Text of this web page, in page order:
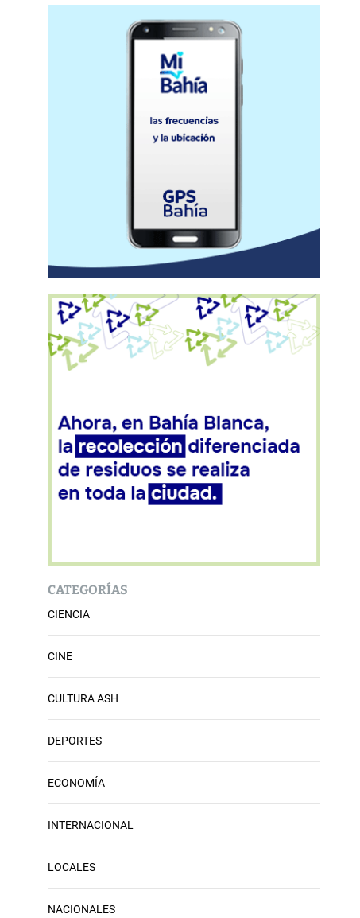
CATEGORÍAS
CIENCIA
CINE
CULTURA ASH
DEPORTES
ECONOMÍA
INTERNACIONAL
LOCALES
NACIONALES